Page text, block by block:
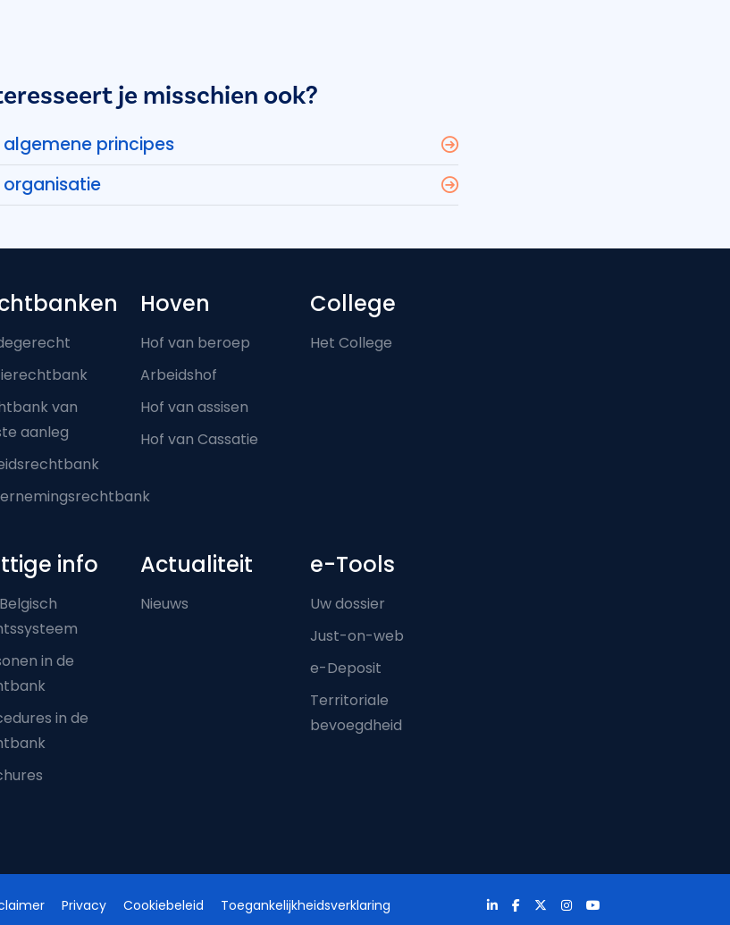
je misschien ook?
principes
menu
van
aanleg
Hoven
Hof van beroep
Arbeidshof
Hof van assisen
Hof van Cassatie
College
Het College
info
in de
in de
Actualiteit
Nieuws
e-Tools
Uw dossier
Just-on-web
e-Deposit
Territoriale
bevoegdheid
Privacy Cookiebeleid Toegankelijkheidsverklaring